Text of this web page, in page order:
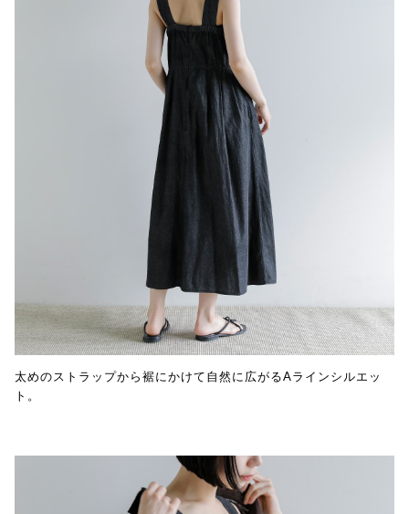
太めのストラップから裾にかけて自然に広がるAラインシルエッ
ト。